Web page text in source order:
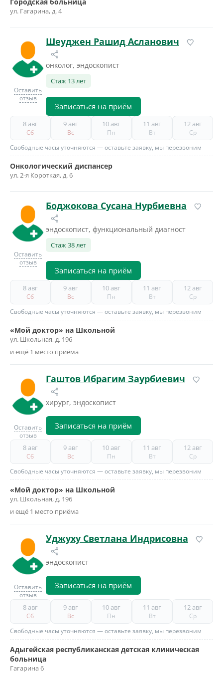
ул. Гагарина, д. 4
Оставить
отзыв
Шеуджен Рашид Асланович
онколог, эндоскопист
Стаж 13 лет
Записаться на приём
8 авг
Сб
9 авг
Вс
10 авг
Пн
11 авг
Вт
12 авг
Ср
Свободные часы уточняются — оставьте заявку, мы перезвоним
Онкологический диспансер
ул. 2-я Короткая, д. 6
Оставить
отзыв
Боджокова Сусана Нурбиевна
эндоскопист, функциональный диагност
Стаж 38 лет
Записаться на приём
8 авг
Сб
9 авг
Вс
10 авг
Пн
11 авг
Вт
12 авг
Ср
Свободные часы уточняются — оставьте заявку, мы перезвоним
«Мой доктор» на Школьной
ул. Школьная, д. 196
и ещё 1 место приёма
Оставить
отзыв
Гаштов Ибрагим Заурбиевич
хирург, эндоскопист
Записаться на приём
8 авг
Сб
9 авг
Вс
10 авг
Пн
11 авг
Вт
12 авг
Ср
Свободные часы уточняются — оставьте заявку, мы перезвоним
«Мой доктор» на Школьной
ул. Школьная, д. 196
и ещё 1 место приёма
Оставить
отзыв
Уджуху Светлана Индрисовна
эндоскопист
Записаться на приём
8 авг
Сб
9 авг
Вс
10 авг
Пн
11 авг
Вт
12 авг
Ср
Свободные часы уточняются — оставьте заявку, мы перезвоним
Адыгейская республиканская детская клиническая
больница
Гагарина 6